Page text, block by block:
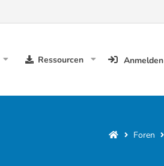
Ressourcen Anmelden
Foren